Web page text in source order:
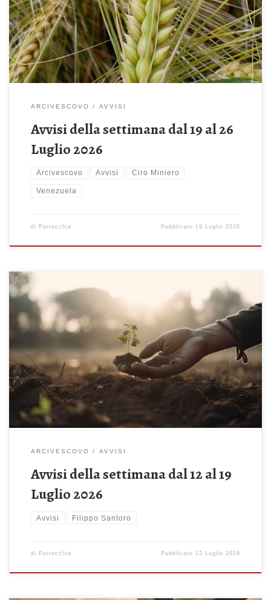
18:30 – Recita del Santo Rosario Lunedì 20 Luglio 2026 ore
18.30 – Recita del Santo Rosario ore 19:00 –
Celebrazione Santa […]
ARCIVESCOVO AVVISI
Avvisi della settimana dal 19 al 26
Luglio 2026
Arcivescovo Avvisi Ciro Miniero
Venezuela
di Parrocchia Pubblicato 19 Luglio 2026
Domenica 12 Luglio 2026 – 15^ del Tempo Ordinario Domenica
del mare Il seminatore uscì a seminare (Mt 13, 1-23)
Celebrazione Sante Messe: ore 08:00 – 10:00 – 19:00 ore 18:30
– Recita del Santo Rosario Genetliaco di S.E.R. Mons. Filippo
Santoro, Arcivescovo emerito di Taranto Lunedì 13 Luglio 2026
ore 18.30 […]
ARCIVESCOVO AVVISI
Avvisi della settimana dal 12 al 19
Luglio 2026
Avvisi Filippo Santoro
di Parrocchia Pubblicato 12 Luglio 2026